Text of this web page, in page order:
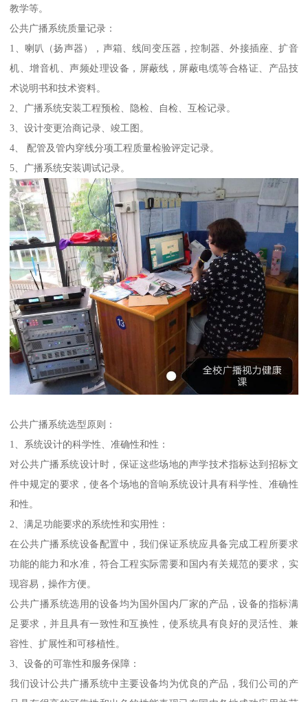
教学等。
公共广播系统质量记录：
1、喇叭（扬声器），声箱、线间变压器，控制器、外接插座、扩音
机、增音机、声频处理设备，屏蔽线，屏蔽电缆等合格证、产品技
术说明书和技术资料。
2、广播系统安装工程预检、隐检、自检、互检记录。
3、设计变更洽商记录、竣工图。
4、 配管及管内穿线分项工程质量检验评定记录。
5、广播系统安装调试记录。
公共广播系统选型原则：
1、系统设计的科学性、准确性和性：
对公共广播系统设计时，保证这些场地的声学技术指标达到招标文
件中规定的要求，使各个场地的音响系统设计具有科学性、准确性
和性。
2、满足功能要求的系统性和实用性：
在公共广播系统设备配置中，我们保证系统应具备完成工程所要求
功能的能力和水准，符合工程实际需要和国内有关规范的要求，实
现容易，操作方便。
公共广播系统选用的设备均为国外国内厂家的产品，设备的指标满
足要求，并且具有一致性和互换性，使系统具有良好的灵活性、兼
容性、扩展性和可移植性。
3、设备的可靠性和服务保障：
我们设计公共广播系统中主要设备均为优良的产品，我们公司的产